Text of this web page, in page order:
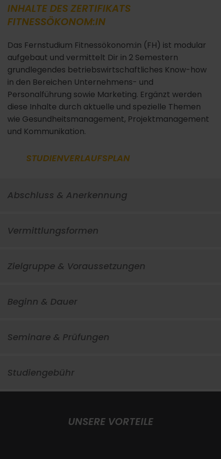
INHALTE DES ZERTIFIKATS
FITNESSÖKONOM:IN
Das Fernstudium Fitnessökonom:in (FH) ist modular
aufgebaut und vermittelt Dir in 2 Semestern
grundlegendes betriebswirtschaftliches Know-how
in den Bereichen Unternehmens- und
Personalführung sowie Marketing. Ergänzt werden
diese Inhalte durch aktuelle und spezielle Themen
wie Gesundheitsmanagement, Projektmanagement
und Kommunikation.
STUDIENVERLAUFSPLAN
Abschluss & Anerkennung
Vermittlungsformen
Zielgruppe & Voraussetzungen
Beginn & Dauer
Seminare & Prüfungen
Studiengebühr
UNSERE VORTEILE